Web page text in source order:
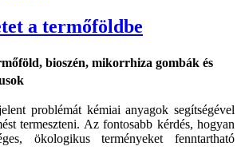
a termőföldbe
mikorrhiza gombák és
problémát kémiai anyagok segítségével
termeszteni. Az fontosabb kérdés, hogyan
ökologikus terményeket fenntartható